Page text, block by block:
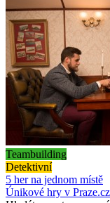
Teambuilding
Detektivní
5 her na jednom místě
Únikové hry v Praze.cz